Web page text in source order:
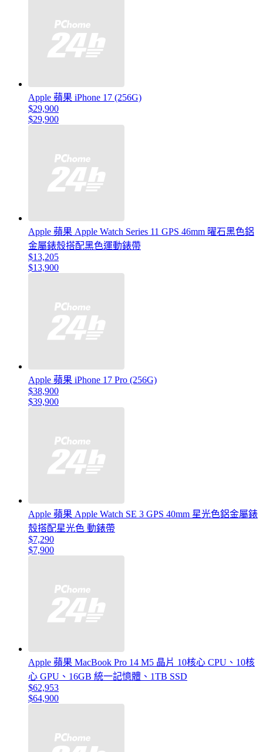
Apple 蘋果 iPhone 17 (256G)
$29,900
$29,900
Apple 蘋果 Apple Watch Series 11 GPS 46mm 曜石黑色鋁
金屬錶殼搭配黑色運動錶帶
$13,205
$13,900
Apple 蘋果 iPhone 17 Pro (256G)
$38,900
$39,900
Apple 蘋果 Apple Watch SE 3 GPS 40mm 星光色鋁金屬錶
殼搭配星光色 動錶帶
$7,290
$7,900
Apple 蘋果 MacBook Pro 14 M5 晶片 10核心 CPU、10核
心 GPU、16GB 統一記憶體、1TB SSD
$62,953
$64,900